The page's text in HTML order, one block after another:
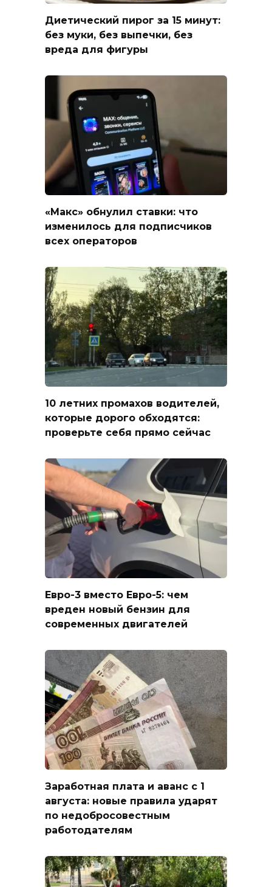
Диетический пирог за 15 минут:
без муки, без выпечки, без
вреда для фигуры
«Макс» обнулил ставки: что
изменилось для подписчиков
всех операторов
10 летних промахов водителей,
которые дорого обходятся:
проверьте себя прямо сейчас
Евро-3 вместо Евро-5: чем
вреден новый бензин для
современных двигателей
Заработная плата и аванс с 1
августа: новые правила ударят
по недобросовестным
работодателям